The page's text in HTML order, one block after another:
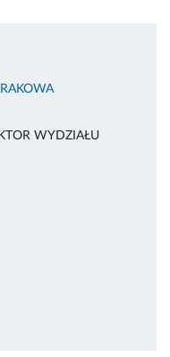
WYDZIAŁU